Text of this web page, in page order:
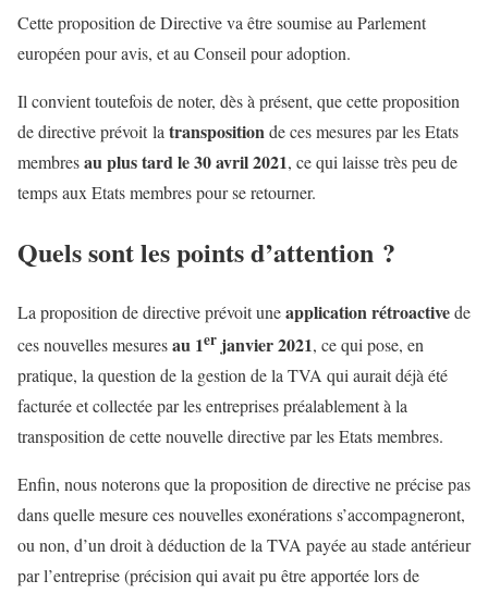
Cette proposition de Directive va être soumise au Parlement
européen pour avis, et au Conseil pour adoption.
Il convient toutefois de noter, dès à présent, que cette proposition
de directive prévoit latranspositionde ces mesures par les Etats
membresau plus tard le 30 avril 2021, ce qui laisse très peu de
temps aux Etats membres pour se retourner.
Quels sont les points d’attention ?
La proposition de directive prévoit uneapplication rétroactivede
ces nouvelles mesuresau 1er janvier 2021, ce qui pose, en
pratique, la question de la gestion de la TVA qui aurait déjà été
facturée et collectée par les entreprises préalablement à la
transposition de cette nouvelle directive par les Etats membres.
Enfin, nous noterons que la proposition de directive ne précise pas
dans quelle mesure ces nouvelles exonérations s’accompagneront,
ou non, d’un droit à déduction de la TVA payée au stade antérieur
par l’entreprise (précision qui avait pu être apportée lors de